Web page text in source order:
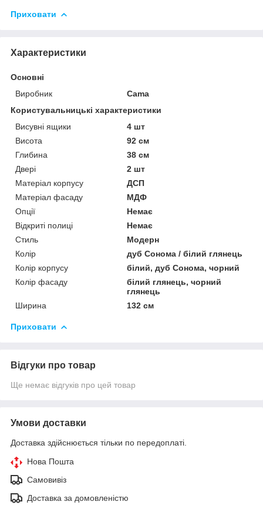
Приховати
Характеристики
Основні
Виробник
Cama
Користувальницькі характеристики
Висувні ящики
4 шт
Висота
92 см
Глибина
38 см
Двері
2 шт
Матеріал корпусу
ДСП
Матеріал фасаду
МДФ
Опції
Немає
Відкриті полиці
Немає
Стиль
Модерн
Колір
дуб Сонома / білий глянець
Колір корпусу
білий, дуб Сонома, чорний
Колір фасаду
білий глянець, чорний
глянець
Ширина
132 см
Приховати
Відгуки про товар
Ще немає відгуків про цей товар
Умови доставки
Доставка здійснюється тільки по передоплаті.
Нова Пошта
Самовивіз
Доставка за домовленістю